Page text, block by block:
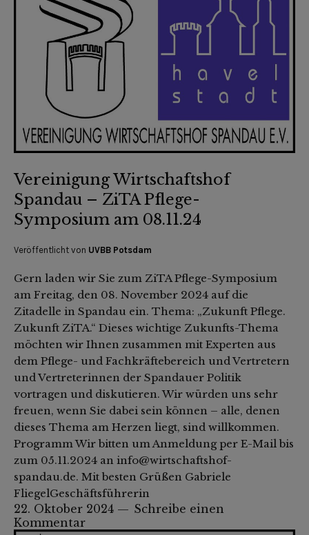
Vereinigung Wirtschaftshof
Spandau – ZiTA Pflege-
Symposium am 08.11.24
Veröffentlicht von UVBB Potsdam
Gern laden wir Sie zum ZiTA Pflege-Symposium
am Freitag, den 08. November 2024 auf die
Zitadelle in Spandau ein. Thema: „Zukunft Pflege.
Zukunft ZiTA.“ Dieses wichtige Zukunfts-Thema
möchten wir Ihnen zusammen mit Experten aus
dem Pflege- und Fachkräftebereich und Vertretern
und Vertreterinnen der Spandauer Politik
vortragen und diskutieren. Wir würden uns sehr
freuen, wenn Sie dabei sein können – alle, denen
dieses Thema am Herzen liegt, sind willkommen.
Programm Wir bitten um Anmeldung per E-Mail bis
zum 05.11.2024 an info@wirtschaftshof-
spandau.de. Mit besten Grüßen Gabriele
FliegelGeschäftsführerin
22. Oktober 2024
Schreibe einen
Kommentar